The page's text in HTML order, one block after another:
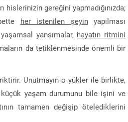
gereğini yapmadığınızda;
her istenilen şeyinyapılması
yansımalar, hayatın ritmini
da tetiklenmesinde önemli bir
Unutmayın o yükler ile birlikte,
yaşam durumunu bile işini ve
tamamen değişip ötelediklerini